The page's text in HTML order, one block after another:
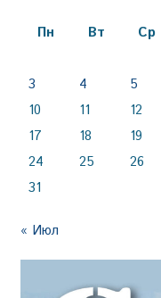
Пн
Вт Ср
3
4 5
10
11 12
17
18 19
24
25 26
31
« Июл